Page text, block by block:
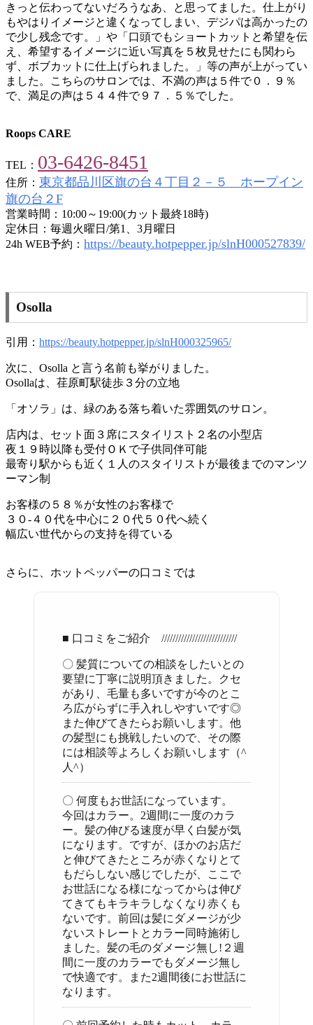
きっと伝わってないだろうなあ、と思ってました。仕上がり
もやはりイメージと違くなってしまい、デジパは高かったの
で少し残念です。」や「口頭でもショートカットと希望を伝
え、希望するイメージに近い写真を５枚見せたにも関わら
ず、ボブカットに仕上げられました。」等の声が上がってい
ました。こちらのサロンでは、不満の声は５件で０．９％
で、満足の声は５４４件で９７．５％でした。
Roops CARE
TEL： 03-6426-8451
住所： 東京都品川区旗の台４丁目２－５ ホープイン
旗の台２F
営業時間：10:00～19:00(カット最終18時)
定休日：毎週火曜日/第1、3月曜日
24h WEB予約： https://beauty.hotpepper.jp/slnH000527839/
Osolla
引用： https://beauty.hotpepper.jp/slnH000325965/
次に、Osolla と言う名前も挙がりました。
Osollaは、荏原町駅徒歩３分の立地
「オソラ」は、緑のある落ち着いた雰囲気のサロン。
店内は、セット面３席にスタイリスト２名の小型店
夜１９時以降も受付ＯＫで子供同伴可能
最寄り駅からも近く１人のスタイリストが最後までのマンツ
ーマン制
お客様の５８％が女性のお客様で
３０-４０代を中心に２０代５０代へ続く
幅広い世代からの支持を得ている
さらに、ホットペッパーの口コミでは
■ 口コミをご紹介 ///////////////////////////
〇 髪質についての相談をしたいとの
要望に丁寧に説明頂きました。クセ
があり、毛量も多いですが今のとこ
ろ広がらずに手入れしやすいです◎
また伸びてきたらお願いします。他
の髪型にも挑戦したいので、その際
には相談等よろしくお願いします（^
人^）
〇 何度もお世話になっています。
今回はカラー。2週間に一度のカラ
ー。髪の伸びる速度が早く白髪が気
になります。ですが、ほかのお店だ
と伸びてきたところが赤くなりとて
もだらしない感じでしたが、ここで
お世話になる様になってからは伸び
てきてもキラキラしなくなり赤くも
ないです。前回は髪にダメージが少
ないストレートとカラー同時施術し
ました。髪の毛のダメージ無し!２週
間に一度のカラーでもダメージ無し
で快適です。また2週間後にお世話に
なります。